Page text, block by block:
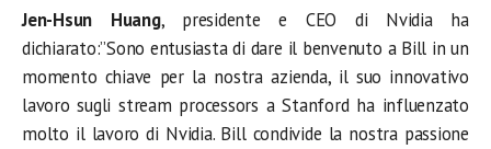
Jen-Hsun Huang, presidente e CEO di Nvidia ha
dichiarato:”Sono entusiasta di dare il benvenuto a Bill in un
momento chiave per la nostra azienda, il suo innovativo
lavoro sugli stream processors a Stanford ha influenzato
molto il lavoro di Nvidia. Bill condivide la nostra passione